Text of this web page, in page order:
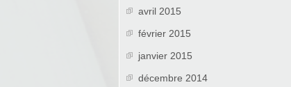
avril 2015
février 2015
janvier 2015
décembre 2014